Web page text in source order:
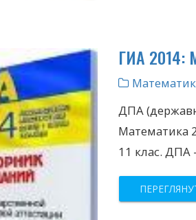
ГИА 2014:
ДПА
Математика
11 клас. ДПА